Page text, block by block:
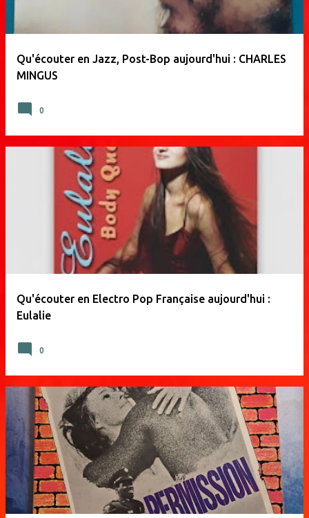
Qu'écouter en Jazz, Post-Bop aujourd'hui : CHARLES
MINGUS
0
Qu'écouter en Electro Pop Française aujourd'hui :
Eulalie
0